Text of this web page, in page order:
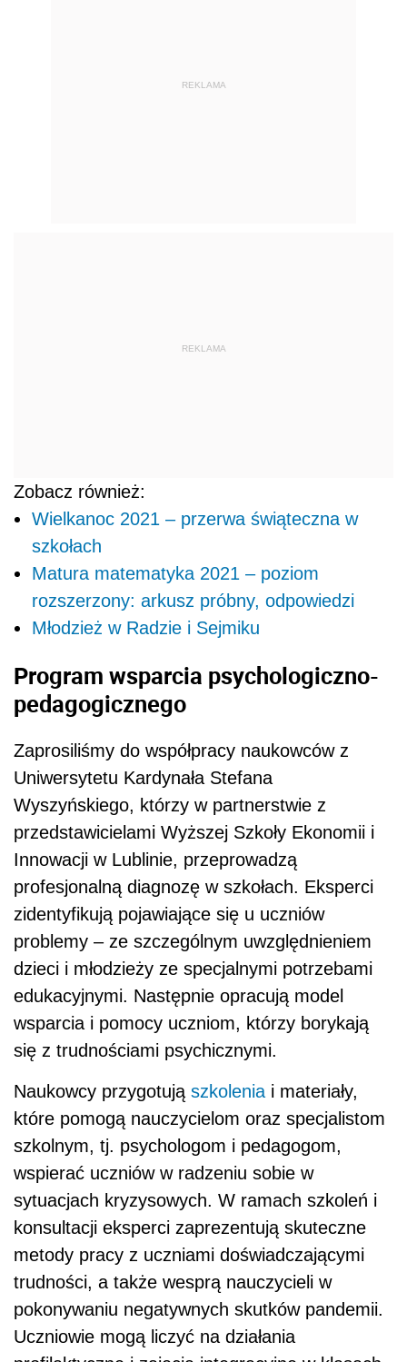
REKLAMA
REKLAMA
Zobacz również:
Wielkanoc 2021 – przerwa świąteczna w
szkołach
Matura matematyka 2021 – poziom
rozszerzony: arkusz próbny, odpowiedzi
Młodzież w Radzie i Sejmiku
Program wsparcia psychologiczno-
pedagogicznego
Zaprosiliśmy do współpracy naukowców z
Uniwersytetu Kardynała Stefana
Wyszyńskiego, którzy w partnerstwie z
przedstawicielami Wyższej Szkoły Ekonomii i
Innowacji w Lublinie, przeprowadzą
profesjonalną diagnozę w szkołach. Eksperci
zidentyfikują pojawiające się u uczniów
problemy – ze szczególnym uwzględnieniem
dzieci i młodzieży ze specjalnymi potrzebami
edukacyjnymi. Następnie opracują model
wsparcia i pomocy uczniom, którzy borykają
się z trudnościami psychicznymi.
Naukowcy przygotują szkoleniai materiały,
które pomogą nauczycielom oraz specjalistom
szkolnym, tj. psychologom i pedagogom,
wspierać uczniów w radzeniu sobie w
sytuacjach kryzysowych. W ramach szkoleń i
konsultacji eksperci zaprezentują skuteczne
metody pracy z uczniami doświadczającymi
trudności, a także wesprą nauczycieli w
pokonywaniu negatywnych skutków pandemii.
Uczniowie mogą liczyć na działania